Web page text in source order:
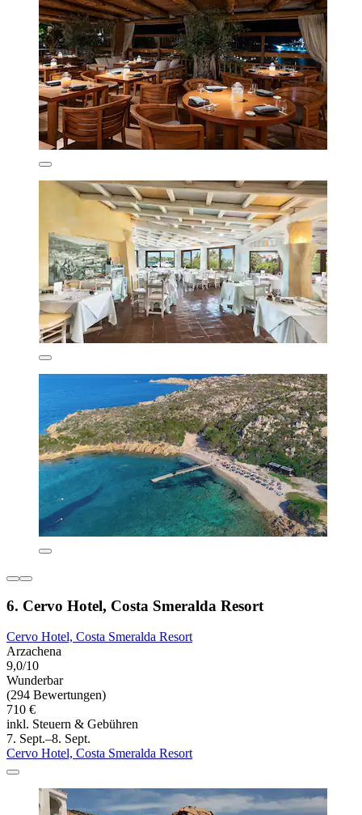
6. Cervo Hotel, Costa Smeralda Resort
Cervo Hotel, Costa Smeralda Resort
Arzachena
9,0/10
Wunderbar
(294 Bewertungen)
710 €
inkl. Steuern & Gebühren
7. Sept.–8. Sept.
Cervo Hotel, Costa Smeralda Resort